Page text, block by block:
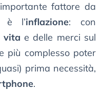
fattore da
è l’inflazione: con
vita e delle merci sul
più complesso poter
prima necessità,
.